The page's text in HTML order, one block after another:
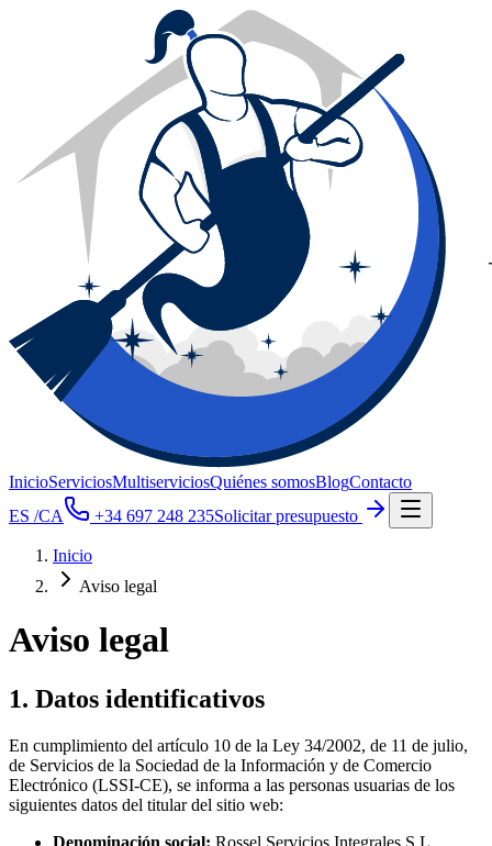
InicioServiciosMultiserviciosQuiénes somosBlogContacto
ES /CA +34 697 248 235Solicitar presupuesto
Inicio
Aviso legal
Aviso legal
1. Datos identificativos
En cumplimiento del artículo 10 de la Ley 34/2002, de 11 de julio,
de Servicios de la Sociedad de la Información y de Comercio
Electrónico (LSSI-CE), se informa a las personas usuarias de los
siguientes datos del titular del sitio web:
Denominación social: Rossel Servicios Integrales S.L.